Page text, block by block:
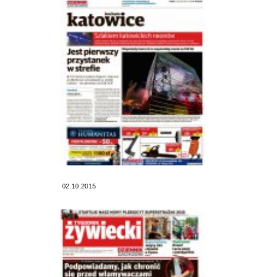
02.10.2015